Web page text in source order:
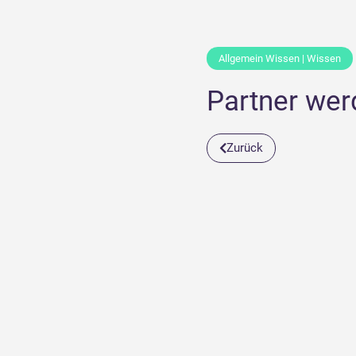
Allgemein Wissen | Wissen
Partner
Zurück